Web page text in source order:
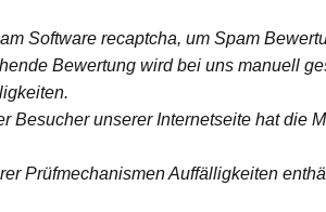
Software recaptcha, um Spam
Bewertung wird bei uns manuell
Besucher unserer Internetseite hat die
Prüfmechanismen Auffälligkeiten